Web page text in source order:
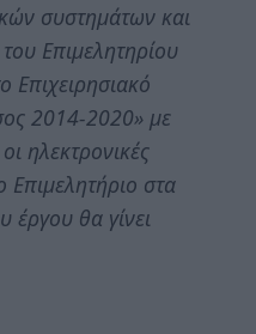
συστημάτων και
Επιμελητηρίου
Επιχειρησιακό
2014-2020» με
ηλεκτρονικές
Επιμελητήριο στα
έργου θα γίνει